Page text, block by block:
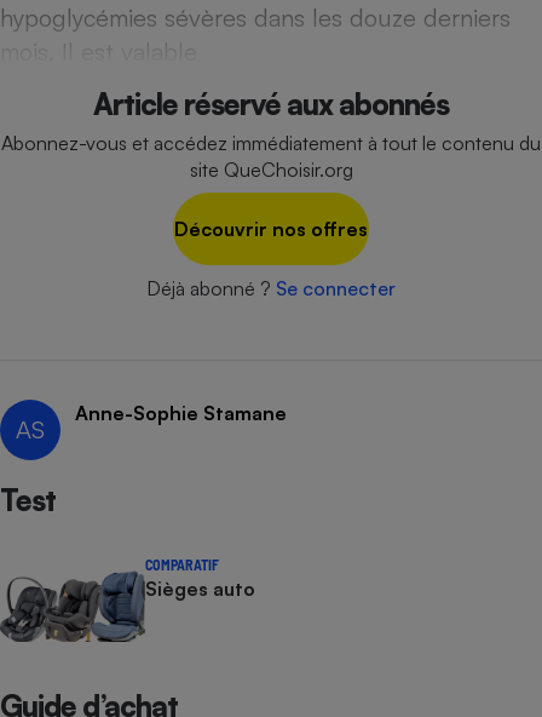
hypoglycémies sévères dans les douze derniers
mois. Il est valable
Article réservé aux abonnés
Abonnez-vous et accédez immédiatement à tout le contenu du
site QueChoisir.org
Découvrir nos offres
Déjà abonné ? Se connecter
AS
Anne-Sophie Stamane
Test
COMPARATIF
Sièges auto
Guide d’achat
Cafetière à expressos